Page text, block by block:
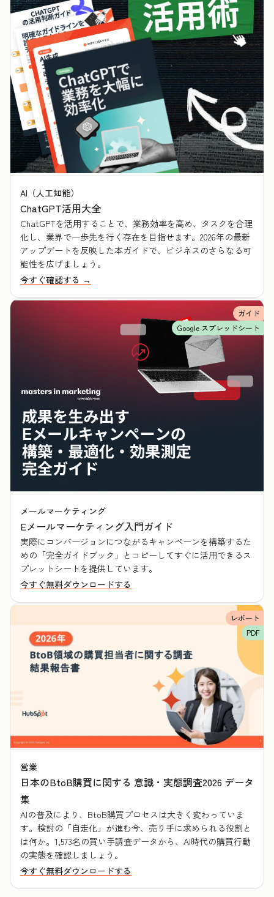
AI（人工知能）
ChatGPT活用大全
ChatGPTを活用することで、業務効率を高め、タスクを合理
化し、業界で一歩先を行く存在を目指せます。2026年の最新
アップデートを反映した本ガイドで、ビジネスのさらなる可
能性を広げましょう。
今すぐ確認する →
ガイド
Google スプレッドシート
メールマーケティング
Eメールマーケティング入門ガイド
実際にコンバージョンにつながるキャンペーンを構築するた
めの「完全ガイドブック」とコピーしてすぐに活用できるス
プレットシートを提供しています。
今すぐ無料ダウンロードする
レポート
PDF
営業
日本のBtoB購買に関する 意識・実態調査2026 データ
集
AIの普及により、BtoB購買プロセスは大きく変わっていま
す。検討の「自走化」が進む今、売り手に求められる役割と
は何か。1,573名の買い手調査データから、AI時代の購買行動
の実態を確認しましょう。
今すぐ無料ダウンロードする